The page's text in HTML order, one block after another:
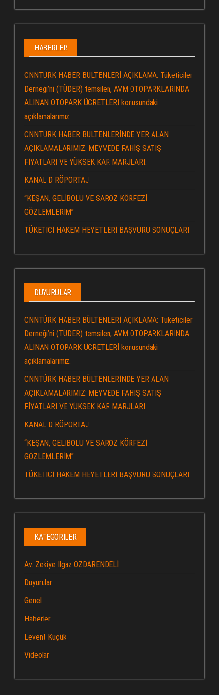
HABERLER
CNNTÜRK HABER BÜLTENLERİ AÇIKLAMA: Tüketiciler
Derneği’ni (TÜDER) temsilen, AVM OTOPARKLARINDA
ALINAN OTOPARK ÜCRETLERİ konusundaki
açıklamalarımız.
CNNTÜRK HABER BÜLTENLERİNDE YER ALAN
AÇIKLAMALARIMIZ: MEYVEDE FAHİŞ SATIŞ
FİYATLARI VE YÜKSEK KAR MARJLARI.
KANAL D RÖPORTAJ
“KEŞAN, GELİBOLU VE SAROZ KÖRFEZİ
GÖZLEMLERİM”
TÜKETİCİ HAKEM HEYETLERİ BAŞVURU SONUÇLARI
DUYURULAR
CNNTÜRK HABER BÜLTENLERİ AÇIKLAMA: Tüketiciler
Derneği’ni (TÜDER) temsilen, AVM OTOPARKLARINDA
ALINAN OTOPARK ÜCRETLERİ konusundaki
açıklamalarımız.
CNNTÜRK HABER BÜLTENLERİNDE YER ALAN
AÇIKLAMALARIMIZ: MEYVEDE FAHİŞ SATIŞ
FİYATLARI VE YÜKSEK KAR MARJLARI.
KANAL D RÖPORTAJ
“KEŞAN, GELİBOLU VE SAROZ KÖRFEZİ
GÖZLEMLERİM”
TÜKETİCİ HAKEM HEYETLERİ BAŞVURU SONUÇLARI
KATEGORILER
Av. Zekiye Ilgaz ÖZDARENDELİ
Duyurular
Genel
Haberler
Levent Küçük
Videolar